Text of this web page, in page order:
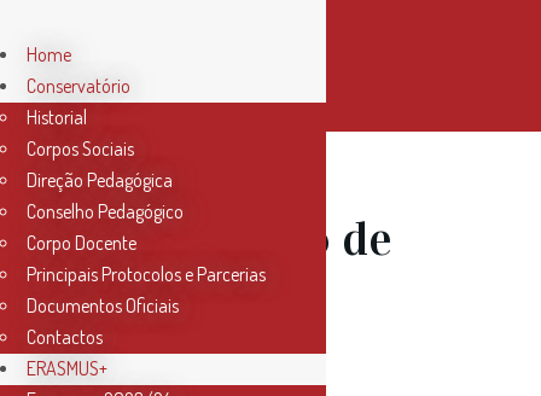
27 Jan
Ciclo de
Recitais de
Alunos de
Home
Conservatório
Historial
Corpos Sociais
Direção Pedagógica
Conselho Pedagógico
Corpo Docente
Principais Protocolos e Parcerias
Documentos Oficiais
Contactos
ERASMUS+